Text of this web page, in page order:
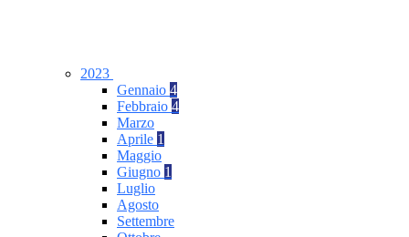
2023
Gennaio 4
Febbraio 4
Marzo
Aprile 1
Maggio
Giugno 1
Luglio
Agosto
Settembre